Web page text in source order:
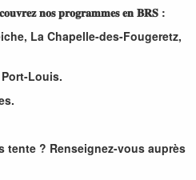
𝐜𝐨𝐮𝐯𝐫𝐞𝐳𝐧𝐨𝐬𝐩𝐫𝐨𝐠𝐫𝐚𝐦𝐦𝐞𝐬𝐞𝐧 𝐁𝐑𝐒 :
La Chapelle-des-Fougeretz,
Port-Louis.
tente ? Renseignez-vous auprès